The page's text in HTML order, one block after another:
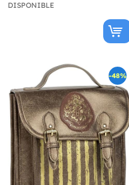
DISPONIBLE
-48%